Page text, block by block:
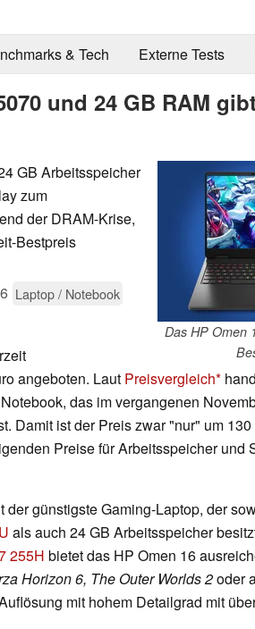
& Tech Externe Tests
und 24 GB RAM
Das HP Omen
GB Arbeitsspeicher
zum
der DRAM-Krise,
Bestpreis
Laptop / Notebook
angeboten. Laut Preisvergleich
das im vergangenen
Damit ist der Preis zwar "nur" um
Preise für Arbeitsspeicher und
der günstigste Gaming-Laptop, der
als auch 24 GB Arbeitsspeicher
255H bietet das HP Omen 16
Horizon 6, The Outer Worlds 2oder
mit hohem Detailgrad mit